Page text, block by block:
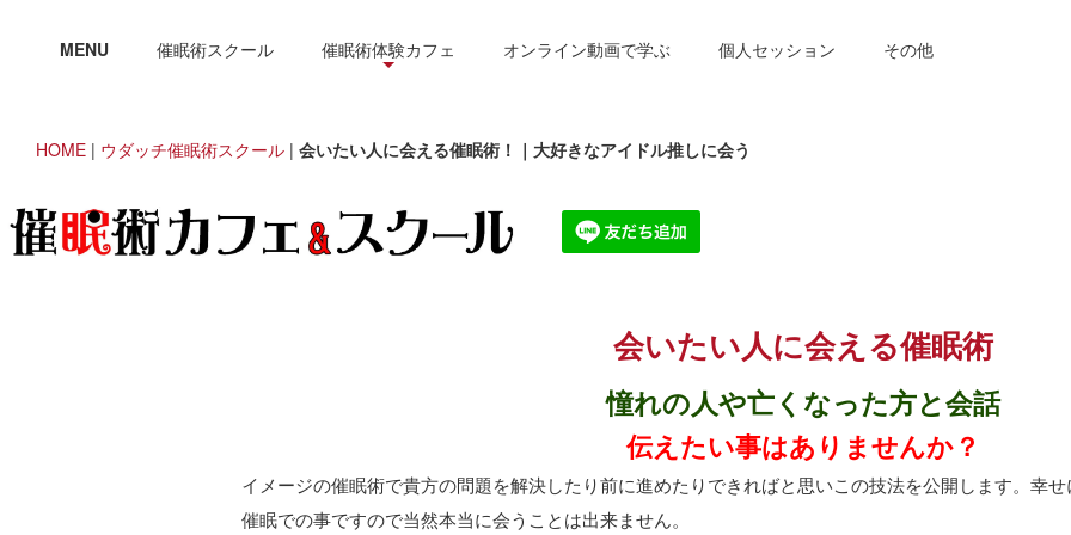
MENU 催眠術スクール 催眠術体験カフェ オンライン動画で学ぶ 個人セッション その他
HOME | ウダッチ催眠術スクール | 会いたい人に会える催眠術！｜大好きなアイドル推しに会う
会いたい人に会える催眠術
憧れの人や亡くなった方と会話
伝えたい事はありませんか？
イメージの催眠術で貴方の問題を解決したり前に進めたりできればと思いこの技法を公開します。幸せ
催眠での事ですので当然本当に会うことは出来ません。